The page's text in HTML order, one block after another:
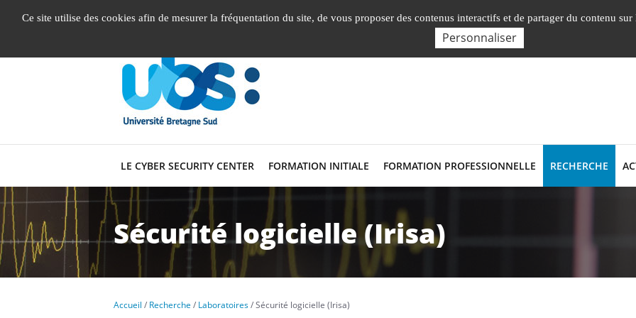
LE CYBER SECURITY CENTER FORMATION INITIALE FORMATION PROFESSIONNELLE RECHERCHE
Sécurité logicielle (Irisa)
Accueil Recherche Laboratoires Sécurité logicielle (Irisa)
Ce site utilise des cookies afin de mesurer la fréquentation du site, de vous proposer des contenus interactifs et de partager du contenu sur
Personnaliser